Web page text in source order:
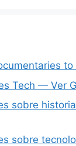
to
Tech — Ver
sobre
sobre